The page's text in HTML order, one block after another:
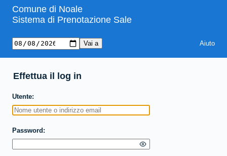
Comune di Noale
Sistema di Prenotazione Sale
Aiuto
Effettua il log in
Utente
Password